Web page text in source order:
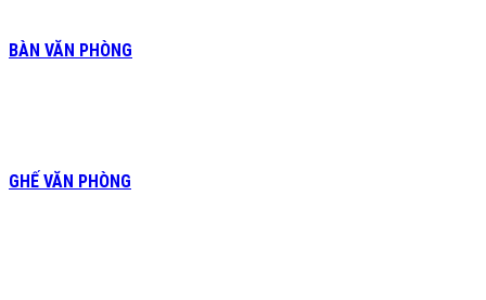
BÀN VĂN PHÒNG
GHẾ VĂN PHÒNG